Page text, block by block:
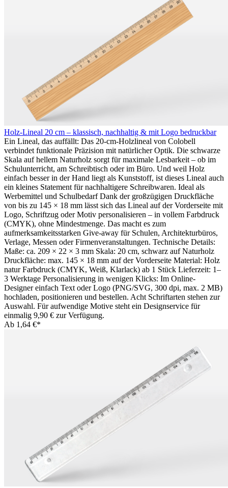
Holz-Lineal 20 cm – klassisch, nachhaltig & mit Logo bedruckbar
Ein Lineal, das auffällt: Das 20-cm-Holzlineal von Colobell
verbindet funktionale Präzision mit natürlicher Optik. Die schwarze
Skala auf hellem Naturholz sorgt für maximale Lesbarkeit – ob im
Schulunterricht, am Schreibtisch oder im Büro. Und weil Holz
einfach besser in der Hand liegt als Kunststoff, ist dieses Lineal auch
ein kleines Statement für nachhaltigere Schreibwaren. Ideal als
Werbemittel und Schulbedarf Dank der großzügigen Druckfläche
von bis zu 145 × 18 mm lässt sich das Lineal auf der Vorderseite mit
Logo, Schriftzug oder Motiv personalisieren – in vollem Farbdruck
(CMYK), ohne Mindestmenge. Das macht es zum
aufmerksamkeitsstarken Give-away für Schulen, Architekturbüros,
Verlage, Messen oder Firmenveranstaltungen. Technische Details:
Maße: ca. 209 × 22 × 3 mm Skala: 20 cm, schwarz auf Naturholz
Druckfläche: max. 145 × 18 mm auf der Vorderseite Material: Holz
natur Farbdruck (CMYK, Weiß, Klarlack) ab 1 Stück Lieferzeit: 1–
3 Werktage Personalisierung in wenigen Klicks: Im Online-
Designer einfach Text oder Logo (PNG/SVG, 300 dpi, max. 2 MB)
hochladen, positionieren und bestellen. Acht Schriftarten stehen zur
Auswahl. Für aufwendige Motive steht ein Designservice für
einmalig 9,90 € zur Verfügung.
Ab 1,64 €*